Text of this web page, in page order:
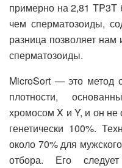
примерно на 2,81 TP3T
чем сперматозоиды,
разница позволяет нам
сперматозоиды.
MicroSort — это метод
плотности,
хромосом X и Y, и он не
генетически 100%.
около 70% для
отбора. Его